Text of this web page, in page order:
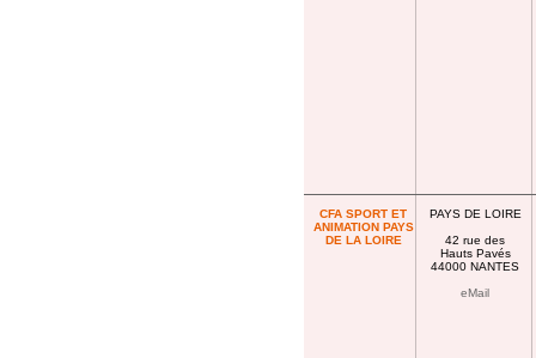
CFA SPORT ET
ANIMATION PAYS
DE LA LOIRE
PAYS DE LOIRE
42 rue des
Hauts Pavés
44000 NANTES
eMail